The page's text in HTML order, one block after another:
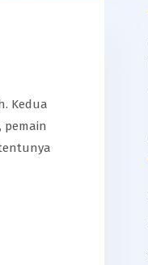
Kedua
pemain